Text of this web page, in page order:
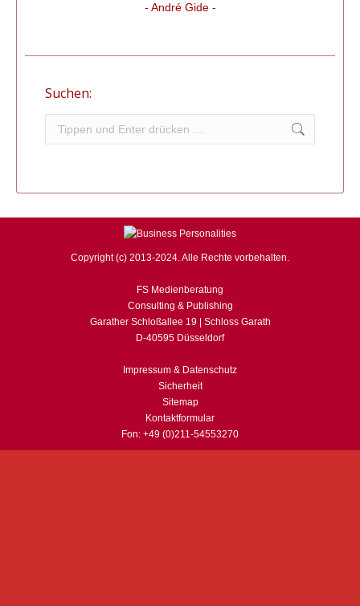
- André Gide -
Suchen:
Search:
Copyright (c) 2013-2024. Alle Rechte vorbehalten.
FS Medienberatung
Consulting & Publishing
Garather Schloßallee 19 | Schloss Garath
D-40595 Düsseldorf
Impressum & Datenschutz
Sicherheit
Sitemap
Kontaktformular
Fon: +49 (0)211-54553270